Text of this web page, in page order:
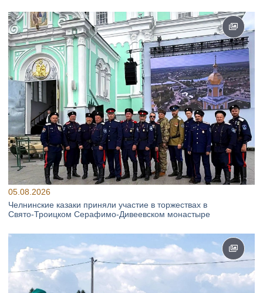
05.08.2026
Челнинские казаки приняли участие в торжествах в
Свято‑Троицком Серафимо‑Дивеевском монастыре